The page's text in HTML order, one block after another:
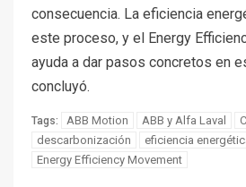
consecuencia. La eficiencia
este proceso, y el Energy
ayuda a dar pasos concretos en
concluyó.
Tags: ABB Motion ABB y Alfa Laval
descarbonización
eficiencia
Energy Efficiency Movement